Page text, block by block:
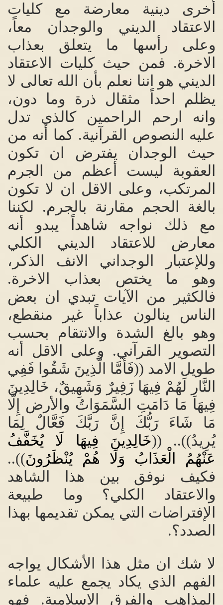
أخرى دينية معارضة مع كليات
الاعتقاد الديني والوجدان معاً،
وعلى رأسها ما يتعلق بعذاب
الاخرة. فمن حيث كليات الاعتقاد
الديني هو اننا نعلم بأن الله تعالى لا
يظلم احداً مثقال ذرة وما دون،
وانه ارحم الراحمين كالذي تدل
عليه النصوص القرآنية.كما أنه من
حيث الوجدان يفترض ان تكون
العقوبة ليست أعظم من الجرم
المرتكب، وعلى الاقل ان لا تكون
بالغة الحجم مقارنة بالجرم. لكننا
مع ذلك نواجه شاهداً يبدو أنه
معارض للاعتقاد الديني الكلي
وللإعتبار الوجداني الانف الذكر،
وهو ما يختص بعذاب الاخرة.
فالكثير من الآيات تبدي ان بعض
الناس ينالون عذاباً غير منقطع،
وهو بالغ الشدة والانتقام بحسب
التصوير القرآني. وعلى الاقل أنه
طويل الامد ((فَأَمَّا الَّذِينَ شَقُوا فَفِي
النَّارِ لَهُمْ فِيهَا زَفِيرٌ وَشَهِيقٌ، خَالِدِينَ
فِيهَا مَا دَامَتِ السَّمَوَاتُ والأرض إِلَّا
مَا شَاءَ رَبُّكَ إِنَّ رَبَّكَ فَعَّالٌ لِمَا
يُرِيدُ))
.. ((خَالِدِينَ فِيهَا لَا يُخَفَّفُ
عَنْهُمُ الْعَذَابُ وَلَا هُمْ يُنْظَرُونَ))..
فكيف نوفق بين هذا الشاهد
والاعتقاد الكلي؟ وما طبيعة
الإفتراضات التي يمكن تقديمها بهذا
الصدد؟.
لا شك ان مثل هذا الأشكال يواجه
الفهم الذي يكاد يجمع عليه علماء
المذاهب والفرق الاسلامية. فهو